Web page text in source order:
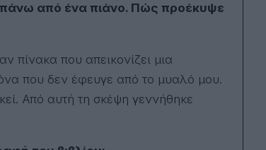
πάνω από ένα πιάνο. Πώς προέκυψε
πίνακα που απεικονίζει μια
που δεν έφευγε από το μυαλό μου.
Από αυτή τη σκέψη γεννήθηκε